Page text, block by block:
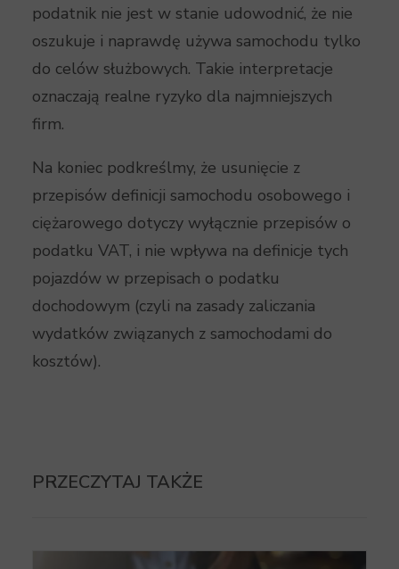
podatnik nie jest w stanie udowodnić, że nie
oszukuje i naprawdę używa samochodu tylko
do celów służbowych. Takie interpretacje
oznaczają realne ryzyko dla najmniejszych
firm.
Na koniec podkreślmy, że usunięcie z
przepisów definicji samochodu osobowego i
ciężarowego dotyczy wyłącznie przepisów o
podatku VAT, i nie wpływa na definicje tych
pojazdów w przepisach o podatku
dochodowym (czyli na zasady zaliczania
wydatków związanych z samochodami do
kosztów).
PRZECZYTAJ TAKŻE